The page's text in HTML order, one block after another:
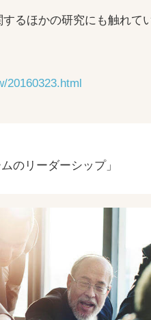
るほかの研究にも触れて
20160323.html
のリーダーシップ」